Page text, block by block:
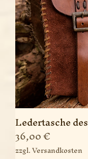
Ledertasche
Preis
36,00 €
zzgl. Versandkosten